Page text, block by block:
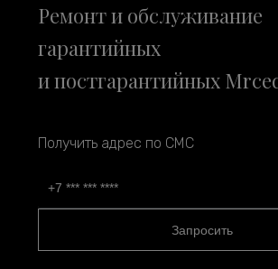
Ремонт и обслуживание
гарантийных
и постгарантийных
Получить адрес по СМС
Запросить